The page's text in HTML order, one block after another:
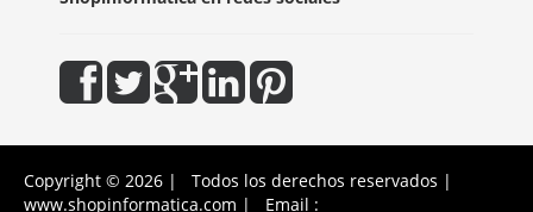
Copyright © 2026 | Todos los derechos reservados |
www.shopinformatica.com | Email :